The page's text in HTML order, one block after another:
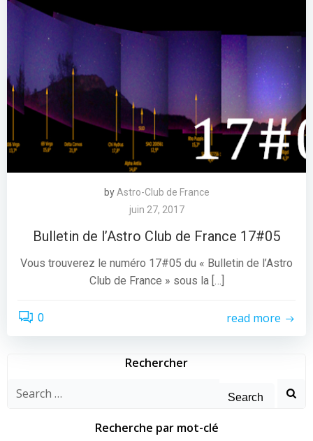
by Astro-Club de France
juin 27, 2017
Bulletin de l’Astro Club de France 17#05
Vous trouverez le numéro 17#05 du « Bulletin de l’Astro
Club de France » sous la […]
0 read more
Rechercher
Search
Recherche par mot-clé